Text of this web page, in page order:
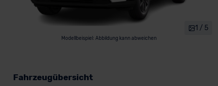
Modellbeispiel: Abbildung kann abweichen
1 / 5
Fahrzeugübersicht